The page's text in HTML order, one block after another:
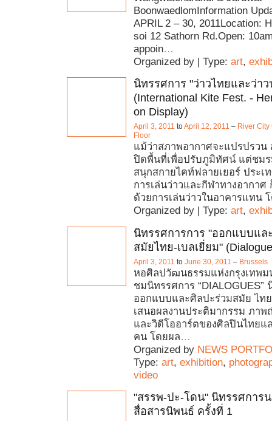
BoonwaedlomInformation
APRIL 2 – 30, 2011Location:
soi 12 Sathorn Rd.Open:
appoin…
Organized by | Type: art,
นิทรรศการ "ว่าวไทยและว่า
(International Kite Fest. -
on Display)
April 3, 2011 toApril 12, 2011 – River
Floor
แม้ว่าสภาพอากาศจะแปรปรวน
ปิดพื้นที่เพื่อปรับภูมิทัศน์ แต่ชม
สนุกสกายไคท์ฟลายเยอร์ ประเ
การเล่นว่าวและกีฬาทางอากาศ
ด้วยการเล่นว่าวในอาคารแทน
Organized by | Type: art,
นิทรรศการการ "ออกแบบแล
สมัยไทย-เบลเยี่ยม"
April 3, 2011 to June 30, 2011 – Brussels
หอศิลปวัฒนธรรมแห่งกรุงเทพ
ชมนิทรรศการ “DIALOGUES”
ออกแบบและศิลปะร่วมสมัย ไท
เสนอผลงานประติมากรรม ภา
และวิดีโออาร์ตของศิลปินไทยแ
คน โดยผล…
Organized by NEWS
Type: art, exhibition,
video
"สรรพ-ปะ-โดน" นิทรรศการ
สื่อสารนิพนธ์ ครั้งที่ 1